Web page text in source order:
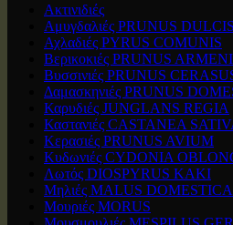
Ακτινιδιές
Αμυγδαλιές PRUNUS DULCIS
Αχλαδιές PYRUS COMUNIS
Βερικοκιές PRUNUS
Βυσσινιές PRUNUS
Δαμασκηνιές PRUNUS
Καρυδιές JUNGLANS REGIA
Καστανιές CASTANEA
Κερασιές PRUNUS AVIUM
Κυδωνιές CYDONIA
Λωτός DIOSPYRUS KAKI
Μηλιές MALUS DOMESTICA
Μουριές MORUS